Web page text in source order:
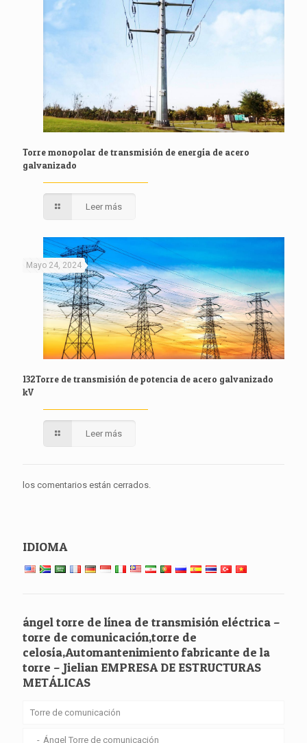
Torre monopolar de transmisión de energía de acero
galvanizado
Leer más
Mayo 24, 2024
132Torre de transmisión de potencia de acero galvanizado
kV
Leer más
los comentarios están cerrados.
IDIOMA
ángel torre de línea de transmisión eléctrica –
torre de comunicación,torre de
celosía,Automantenimiento fabricante de la
torre – Jielian EMPRESA DE ESTRUCTURAS
METÁLICAS
Torre de comunicación
Ángel Torre de comunicación